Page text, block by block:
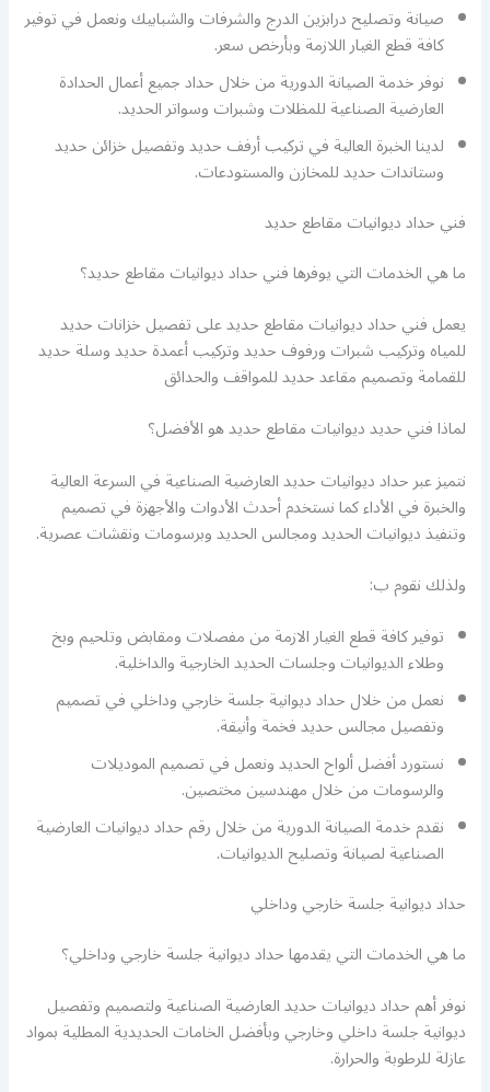
صيانة وتصليح درابزين الدرج والشرفات والشبابيك ونعمل في توفير
كافة قطع الغيار اللازمة وبأرخص سعر.
نوفر خدمة الصيانة الدورية من خلال حداد جميع أعمال الحدادة
العارضية الصناعية للمظلات وشبرات وسواتر الحديد.
لدينا الخبرة العالية في تركيب أرفف حديد وتفصيل خزائن حديد
وستاندات حديد للمخازن والمستودعات.
فني حداد ديوانيات مقاطع حديد
ما هي الخدمات التي يوفرها فني حداد ديوانيات مقاطع حديد؟
يعمل فني حداد ديوانيات مقاطع حديد على تفصيل خزانات حديد
للمياه وتركيب شبرات ورفوف حديد وتركيب أعمدة حديد وسلة حديد
للقمامة وتصميم مقاعد حديد للمواقف والحدائق
لماذا فني حديد ديوانيات مقاطع حديد هو الأفضل؟
نتميز عبر حداد ديوانيات حديد العارضية الصناعية في السرعة العالية
والخبرة في الأداء كما نستخدم أحدث الأدوات والأجهزة في تصميم
وتنفيذ ديوانيات الحديد ومجالس الحديد وبرسومات ونقشات عصرية.
ولذلك نقوم ب:
توفير كافة قطع الغيار الازمة من مفصلات ومقابض وتلحيم وبخ
وطلاء الديوانيات وجلسات الحديد الخارجية والداخلية.
نعمل من خلال حداد ديوانية جلسة خارجي وداخلي في تصميم
وتفصيل مجالس حديد فخمة وأنيقة.
نستورد أفضل ألواح الحديد ونعمل في تصميم الموديلات
والرسومات من خلال مهندسين مختصين.
نقدم خدمة الصيانة الدورية من خلال رقم حداد ديوانيات العارضية
الصناعية لصيانة وتصليح الديوانيات.
حداد ديوانية جلسة خارجي وداخلي
ما هي الخدمات التي يقدمها حداد ديوانية جلسة خارجي وداخلي؟
نوفر أهم حداد ديوانيات حديد العارضية الصناعية ولتصميم وتفصيل
ديوانية جلسة داخلي وخارجي وبأفضل الخامات الحديدية المطلية بمواد
عازلة للرطوبة والحرارة.